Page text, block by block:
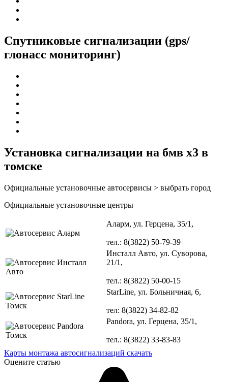
Спутниковые сигнализации (gps/
глонасс мониторинг)
Установка сигнализации на бмв x3 в
томске
Официальные установочные автосервисы > выбрать город
Официальные установочные центры
Аларм, ул. Герцена, 35/1,
тел.: 8(3822) 50-79-39
Инсталл Авто, ул. Суворова,
21/1,
тел.: 8(3822) 50-00-15
StarLine, ул. Больничная, 6,
тел: 8(3822) 34-82-82
Pandora, ул. Герцена, 35/1,
тел.: 8(3822) 33-83-83
Карты монтажа автосигнализаций скачать
Оцените статью